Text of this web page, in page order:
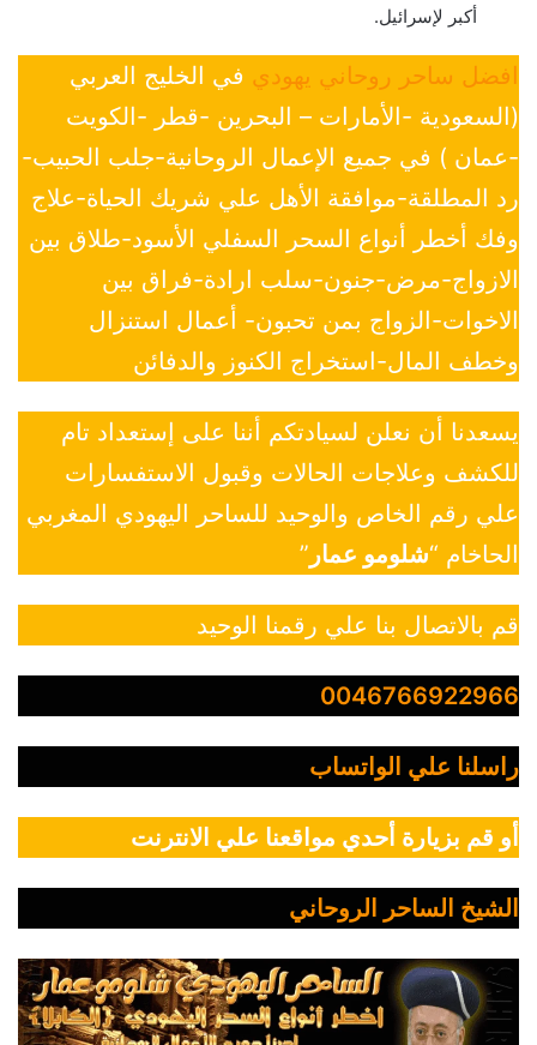
أكبر لإسرائيل.
افضل ساحر روحاني يهودي في الخليج العربي
(السعودية -الأمارات – البحرين -قطر -الكويت
-عمان ) في جميع الإعمال الروحانية-جلب الحبيب-
رد المطلقة-موافقة الأهل علي شريك الحياة-علاج
وفك أخطر أنواع السحر السفلي الأسود-طلاق بين
الازواج-مرض-جنون-سلب ارادة-فراق بين
الاخوات-الزواج بمن تحبون- أعمال استنزال
وخطف المال-استخراج الكنوز والدفائن
يسعدنا أن نعلن لسيادتكم أننا على إستعداد تام
للكشف وعلاجات الحالات وقبول الاستفسارات
علي رقم الخاص والوحيد للساحر اليهودي المغربي
الحاخام “شلومو عمار ”
قم بالاتصال بنا علي رقمنا الوحيد
0046766922966
راسلنا علي الواتساب
أو قم بزيارة أحدي مواقعنا علي الانترنت
الشيخ الساحر الروحاني